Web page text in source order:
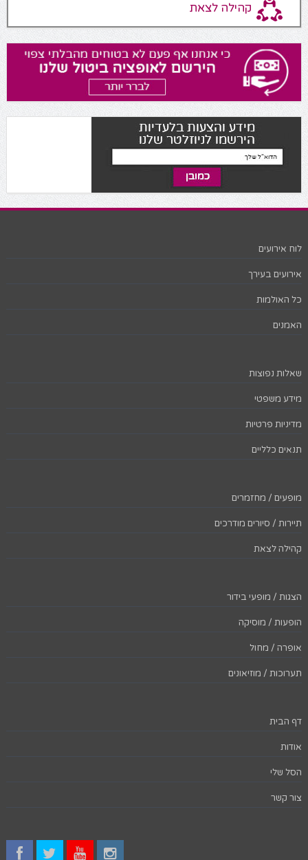
קהילה לצאת
לוח אירועים
אירועים בעירך
כל האולמות
האמנים
שאלות נפוצות
מידע משפטי
מדיניות פרטיות
תנאים כלליים
מופעים / מחזמרים
תיירות / סיורים מודרכים
קהילה לצאת
הצגות / מופעי בידור
הופעות / מוסיקה
אופרה / מחול
תערוכות / מוזיאונים
דף הבית
אודות
הסל שלי
צור קשר